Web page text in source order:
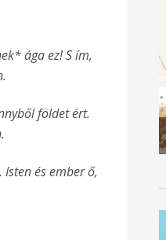
ága ez! S ím,
földet ért.
és ember ő,